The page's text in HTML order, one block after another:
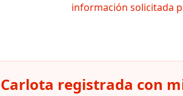
información solicitada
Carlota registrada con